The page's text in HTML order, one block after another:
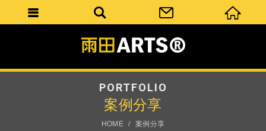
PORTFOLIO
案例分享
HOME 案例分享